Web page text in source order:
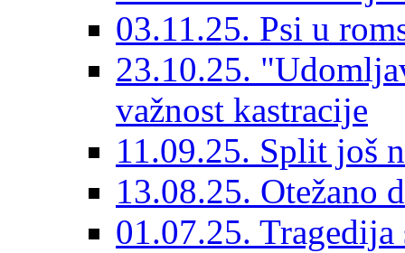
03.11.25. Psi u
23.10.25.
važnost kastracije
11.09.25. Split još
13.08.25. Otežano
01.07.25.